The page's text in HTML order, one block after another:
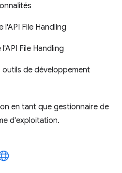
l'API File Handling
File Handling
outils de développement
en tant que gestionnaire de
d'exploitation.